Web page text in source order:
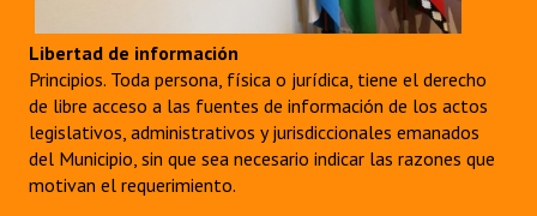
Libertad de información
Principios. Toda persona, física o jurídica, tiene el derecho
de libre acceso a las fuentes de información de los actos
legislativos, administrativos y jurisdiccionales emanados
del Municipio, sin que sea necesario indicar las razones que
motivan el requerimiento.